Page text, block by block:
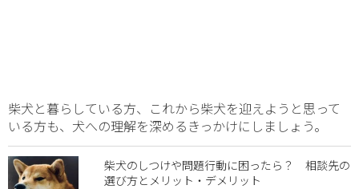
柴犬と暮らしている方、これから柴犬を迎えようと思って
いる方も、犬への理解を深めるきっかけにしましょう。
柴犬のしつけや問題行動に困ったら？ 相談先の
選び方とメリット・デメリット